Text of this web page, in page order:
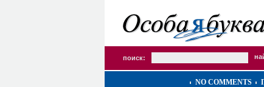
поиск:
NO COMMENTS